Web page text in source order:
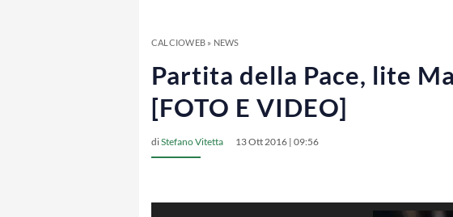
CALCIOWEB» NEWS
Partita della Pace, lite
[FOTO E VIDEO]
diStefano Vitetta 13 Ott 2016 | 09:56